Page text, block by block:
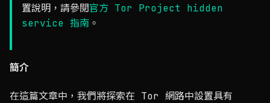
置說明，請參閱官方 Tor Project hidden
service 指南 。
簡介
在這篇文章中，我們將探索在 Tor 網路中設置具有